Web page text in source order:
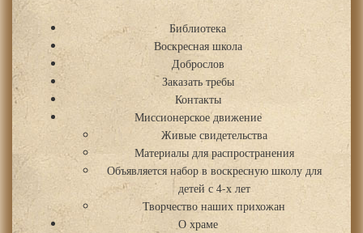
Библиотека
Воскресная школа
Доброслов
Заказать требы
Контакты
Миссионерское движение
Живые свидетельства
Материалы для распространения
Объявляется набор в воскресную школу для
детей с 4-х лет
Творчество наших прихожан
О храме